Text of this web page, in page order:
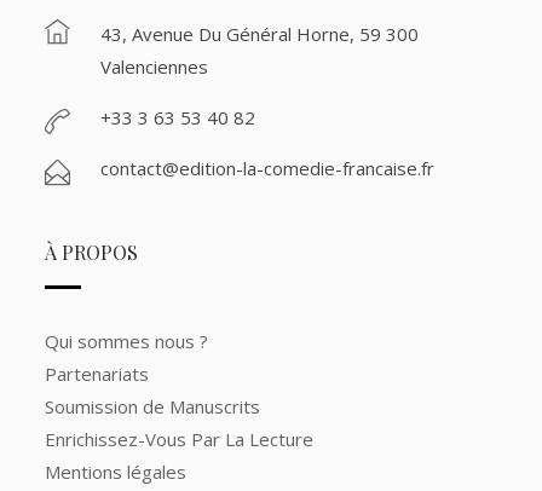
43, Avenue Du Général Horne, 59 300
Valenciennes
+33 3 63 53 40 82
contact@edition-la-comedie-francaise.fr
À PROPOS
Qui sommes nous ?
Partenariats
Soumission de Manuscrits
Enrichissez-Vous Par La Lecture
Mentions légales